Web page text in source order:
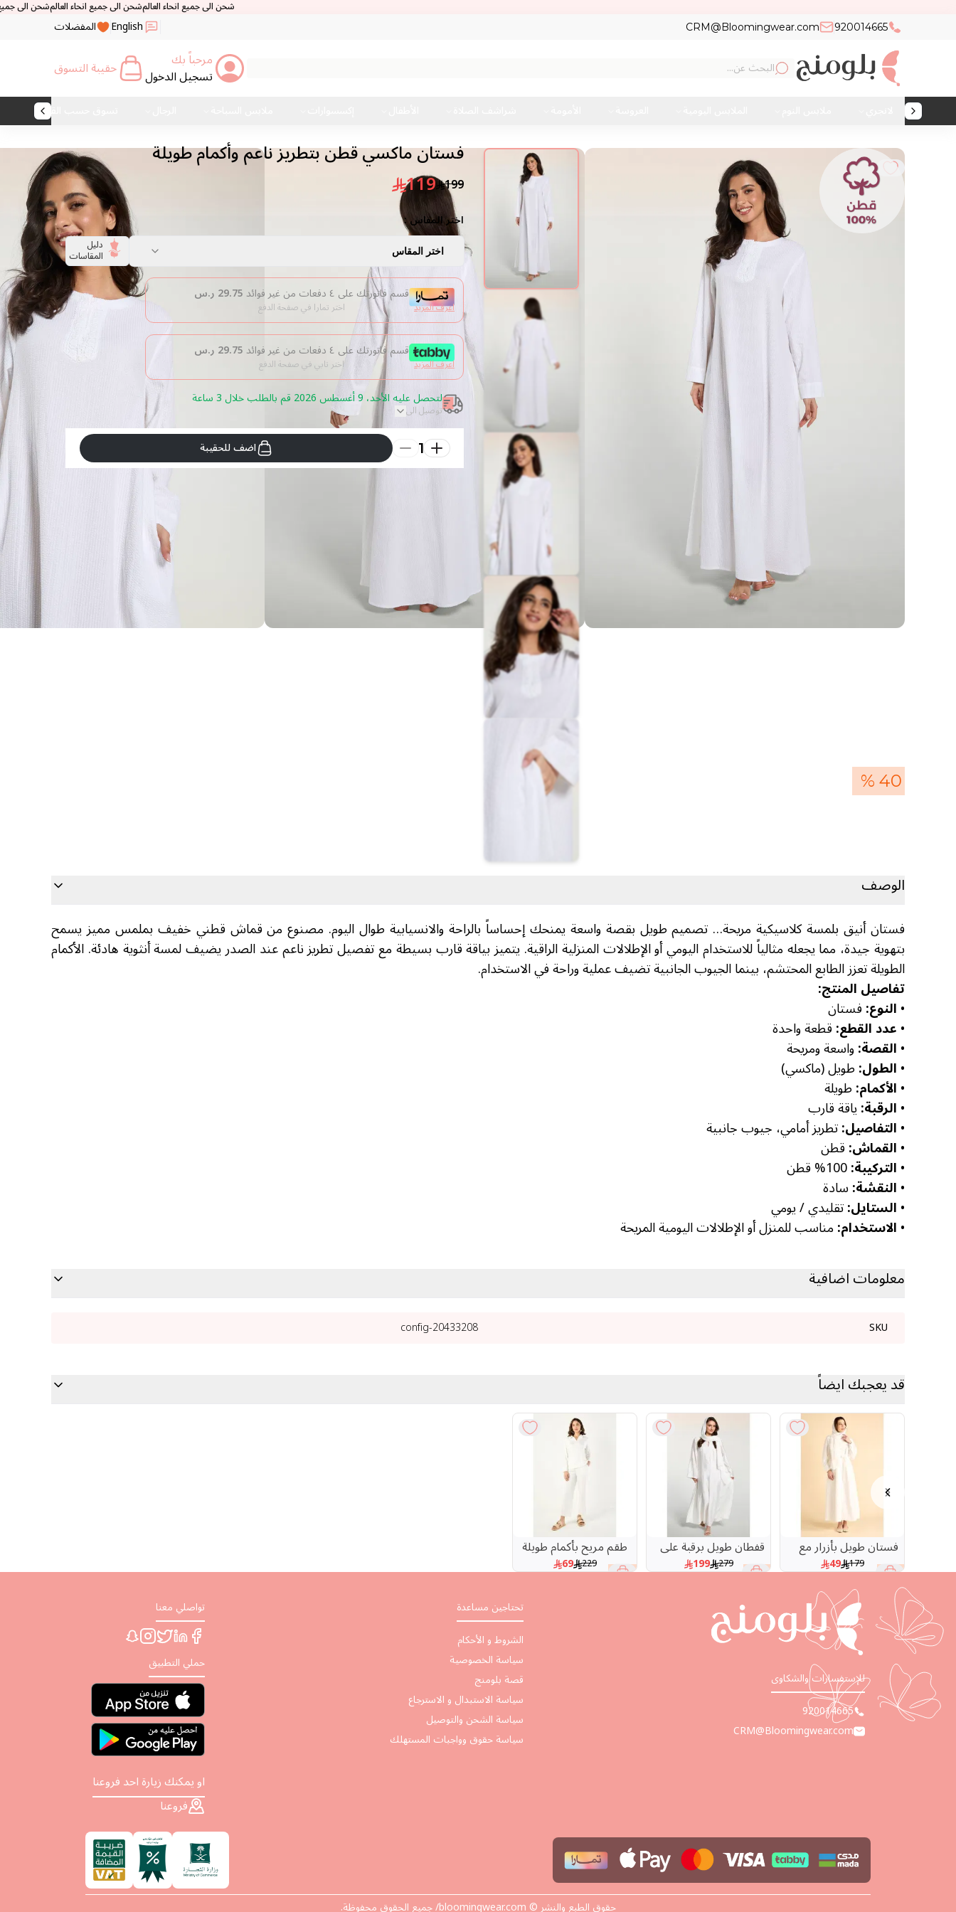
شحن الى جميع انحاء العالمشحن الى جميع انحاء العالمشحن الى جميع انحاء العالمشحن
920014665
CRM@Bloomingwear.com
English المفضلات
مرحباً بك
تسجيل الدخول حقيبة التسوق
تسوق حسب القماش
40 %
فستان ماكسي قطن بتطريز ناعم وأكمام طويلة
199
119
اختر المقاس :
اختر المقاس دليل
المقاسات
قسم فاتورتك على ٤ دفعات من غير فوائد 29.75 ر.س
اختر تمارا في صفحة الدفع اعرف المزيد
قسم فاتورتك على ٤ دفعات من غير فوائد 29.75 ر.س
اختر تابي في صفحة الدفع اعرف المزيد
لتحصل عليه الأحد، 9 أغسطس 2026 قم بالطلب خلال 3 ساعة
توصيل الى
1 اضف للحقيبة
الوصف
فستان أنيق بلمسة كلاسيكية مريحة… تصميم طويل بقصة واسعة يمنحك إحساساً بالراحة والانسيابية طوال اليوم. مصنوع من قماش قطني خفيف بملمس مميز يسمح
بتهوية جيدة، مما يجعله مثالياً للاستخدام اليومي أو الإطلالات المنزلية الراقية. يتميز بياقة قارب بسيطة مع تفصيل تطريز ناعم عند الصدر يضيف لمسة أنثوية هادئة. الأكمام
الطويلة تعزز الطابع المحتشم، بينما الجيوب الجانبية تضيف عملية وراحة في الاستخدام.
تفاصيل المنتج:
•النوع:فستان
•عدد القطع:قطعة واحدة
•القصة:واسعة ومريحة
•الطول:طويل (ماكسي)
•الأكمام:طويلة
•الرقبة:ياقة قارب
•التفاصيل:تطريز أمامي، جيوب جانبية
•القماش:قطن
•التركيبة:
•النقشة:سادة
•الستايل:تقليدي / يومي
•الاستخدام:مناسب للمنزل أو الإطلالات اليومية المريحة
معلومات اضافية
SKU
20433208-config
قد يعجبك ايضاً
فستان طويل بأزرار مع
حزام 179
49 73 %
قفطان طويل برقبة على
شكل V بتطريز أنيق 279
199 29 %
طقم مريح بأكمام طويلة
229
69 70 %
Previous slide
Next slide
للإستفسارات والشكاوى
920014665
CRM@Bloomingwear.com
تحتاجين مساعدة
الشروط و الأحكام
سياسة الخصوصية
قصة بلومنج
سياسة الاستبدال و الاسترجاع
سياسة الشحن والتوصيل
سياسة حقوق وواجبات المستهلك
تواصلي معنا
حملي التطبيق
او يمكنك زيارة احد فروعنا
فروعنا
حقوق الطبع والنشر © bloomingwear.com/ جميع الحقوق محفوظة.